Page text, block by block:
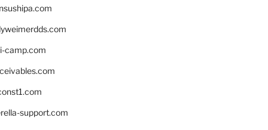
camp.com
support.com